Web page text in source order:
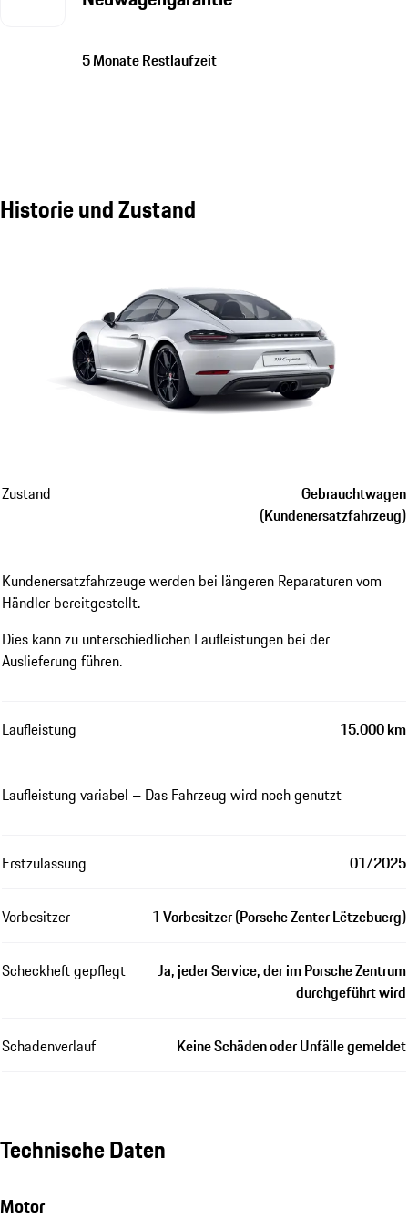
5 Monate Restlaufzeit
Historie und Zustand
Zustand
Gebrauchtwagen
(Kundenersatzfahrzeug)
Kundenersatzfahrzeuge werden bei längeren Reparaturen vom
Händler bereitgestellt.
Dies kann zu unterschiedlichen Laufleistungen bei der
Auslieferung führen.
Laufleistung 15.000 km
Laufleistung variabel – Das Fahrzeug wird noch genutzt
Erstzulassung 01/2025
Vorbesitzer 1 Vorbesitzer (Porsche Zenter Lëtzebuerg)
Scheckheft gepflegt
Ja, jeder Service, der im Porsche Zentrum
durchgeführt wird
Schadenverlauf Keine Schäden oder Unfälle gemeldet
Technische Daten
Motor